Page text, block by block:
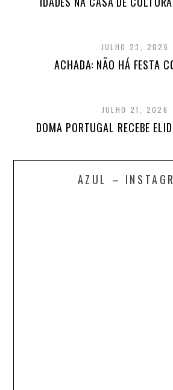
JULHO 23, 2026
ACHADA: NÃO HÁ FESTA
JULHO 21, 2026
DOMA PORTUGAL RECEBE
AZUL –